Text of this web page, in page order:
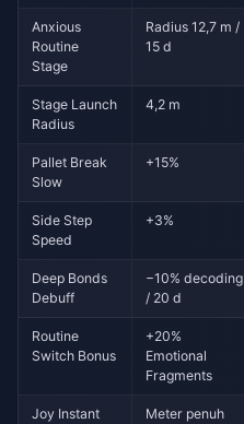
Anxious
Routine
Stage
Radius 12,7 m /
15 d
Stage Launch
Radius
4,2 m
Pallet Break
Slow
+15%
Side Step
Speed
+3%
Deep Bonds
Debuff
−10% decoding
/ 20 d
Routine
Switch Bonus
+20%
Emotional
Fragments
Joy Instant
Meter penuh